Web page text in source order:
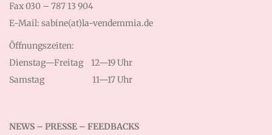
Fax 030 – 787 13 904
E-Mail: sabine(at)la-vendemmia.de
Öffnungszeiten:
Dienstag—Freitag
Samstag
12—19 Uhr
11—17 Uhr
NEWS – PRESSE – FEEDBACKS